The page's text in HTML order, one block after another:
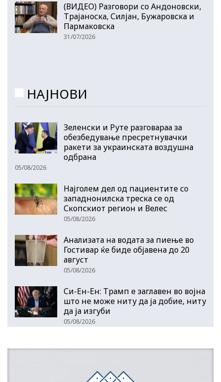
(ВИДЕО) Разговори со Андоновски,
Трајаноска, Силјан, Бужаровска и
Пармаковска
31/07/2026
НАЈНОВИ
Зеленски и Руте разговараа за
обезбедување пресретнувачки
ракети за украинската воздушна
одбрана
05/08/2026
Најголем дел од пациентите сo
западнонилска треска се од
Скопскиот регион и Велес
05/08/2026
Анализата на водата за пиење во
Гостивар ќе биде објавена до 20
август
05/08/2026
Си-Ен-Ен: Трамп е заглавен во војна
што не може ниту да ја добие, ниту
да ја изгуби
05/08/2026